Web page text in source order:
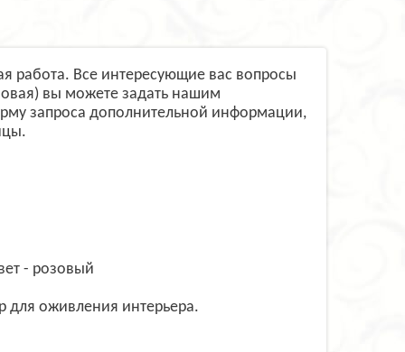
работа. Все интересующие вас вопросы
вы можете задать нашим
запроса дополнительной информации,
- розовый
для оживления интерьера.